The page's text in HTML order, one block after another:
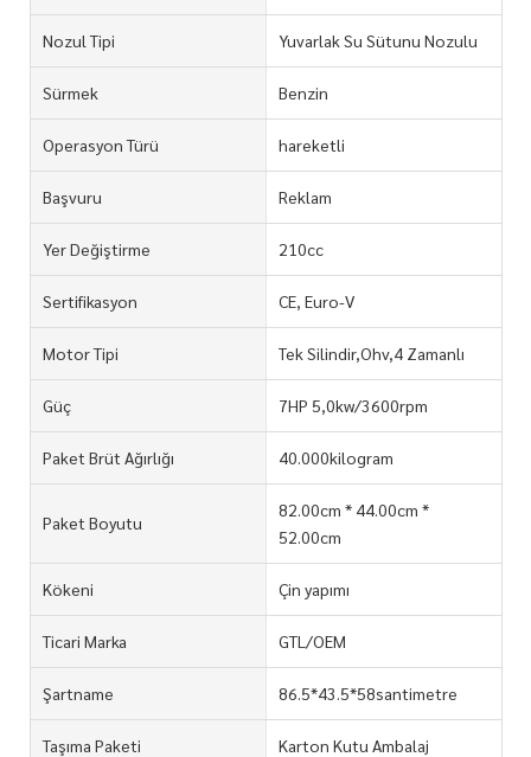
Nozul Tipi Yuvarlak Su Sütunu Nozulu
Sürmek Benzin
Operasyon Türü hareketli
Başvuru Reklam
Yer Değiştirme 210cc
Sertifikasyon CE, Euro-V
Motor Tipi Tek Silindir,Ohv,4 Zamanlı
Güç 7HP 5,0kw/3600rpm
Paket Brüt Ağırlığı 40.000kilogram
Paket Boyutu
82.00cm * 44.00cm *
52.00cm
Kökeni Çin yapımı
Ticari Marka GTL/OEM
Şartname 86.5*43.5*58santimetre
Taşıma Paketi Karton Kutu Ambalaj